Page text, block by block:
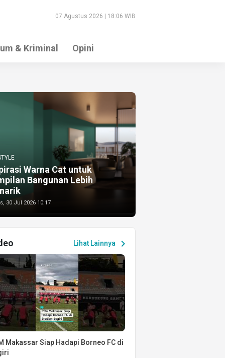
07 Agustus 2026 | 18:06 WIB
& Kriminal Opini
Warna Cat untuk
Bangunan Lebih
30 Jul 2026 10:17
Lihat Lainnya chevron_right
Makassar Siap Hadapi Borneo FC di